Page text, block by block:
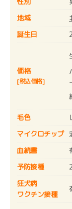
地域
誕生日
価格
[税込価格]
毛色
マイクロチップ
血統書
予防接種
狂犬病
ワクチン接種